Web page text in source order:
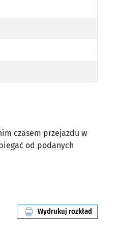
czasem przejazdu w
od podanych
Wydrukuj rozkład
linii nr 116